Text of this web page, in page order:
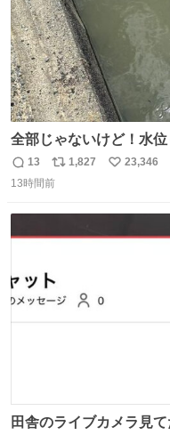
全部じゃないけど！水
めたよ！！！ 作業して
ー！！！！！！！！！
返
信
13
リ
ポ
1,827
い
23,346
13時間前
田舎のライブカメラ見